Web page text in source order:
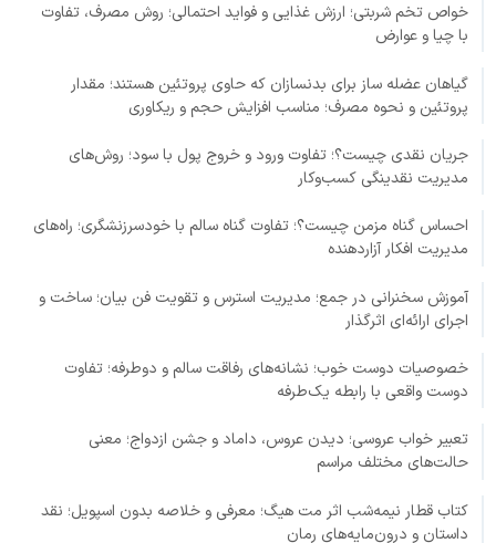
خواص تخم شربتی؛ ارزش غذایی و فواید احتمالی؛ روش مصرف، تفاوت
با چیا و عوارض
گیاهان عضله ساز برای بدنسازان که حاوی پروتئین هستند؛ مقدار
پروتئین و نحوه مصرف؛ مناسب افزایش حجم و ریکاوری
جریان نقدی چیست؟؛ تفاوت ورود و خروج پول با سود؛ روش‌های
مدیریت نقدینگی کسب‌وکار
احساس گناه مزمن چیست؟؛ تفاوت گناه سالم با خودسرزنشگری؛ راه‌های
مدیریت افکار آزاردهنده
آموزش سخنرانی در جمع؛ مدیریت استرس و تقویت فن بیان؛ ساخت و
اجرای ارائه‌ای اثرگذار
خصوصیات دوست خوب؛ نشانه‌های رفاقت سالم و دوطرفه؛ تفاوت
دوست واقعی با رابطه یک‌طرفه
تعبیر خواب عروسی؛ دیدن عروس، داماد و جشن ازدواج؛ معنی
حالت‌های مختلف مراسم
کتاب قطار نیمه‌شب اثر مت هیگ؛ معرفی و خلاصه بدون اسپویل؛ نقد
داستان و درون‌مایه‌های رمان